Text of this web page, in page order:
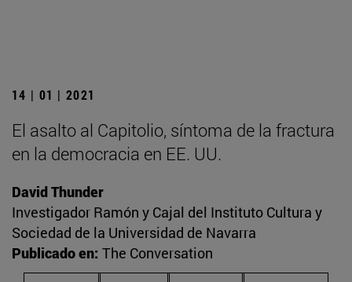
14 | 01 | 2021
El asalto al Capitolio, síntoma de la fractura
en la democracia en EE. UU.
David Thunder
Investigador Ramón y Cajal del Instituto Cultura y
Sociedad de la Universidad de Navarra
Publicado en: The Conversation